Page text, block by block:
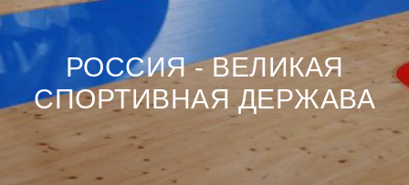
РОССИЯ - ВЕЛИКАЯ
СПОРТИВНАЯ ДЕРЖАВА